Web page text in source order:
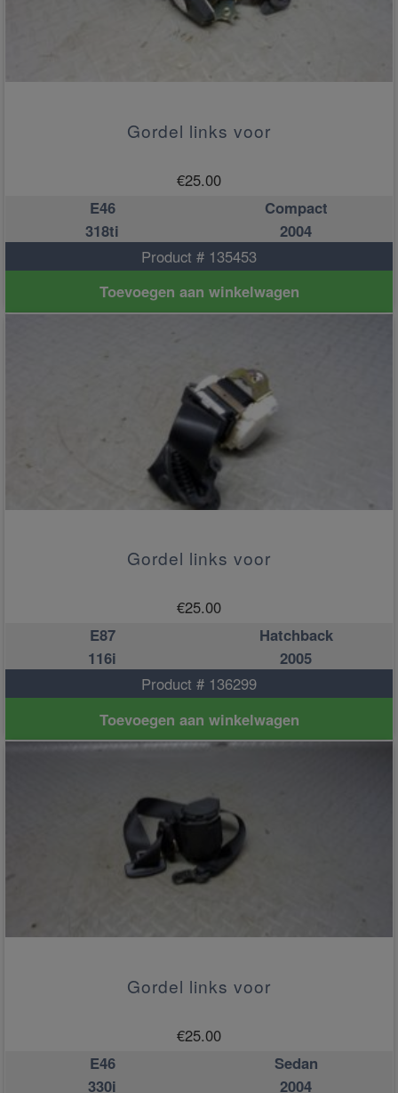
Gordel links voor
€25.00
E46
Compact
318ti
2004
Product # 135453
Toevoegen aan winkelwagen
Gordel links voor
€25.00
E87
Hatchback
116i
2005
Product # 136299
Toevoegen aan winkelwagen
Gordel links voor
€25.00
E46
Sedan
330i
2004